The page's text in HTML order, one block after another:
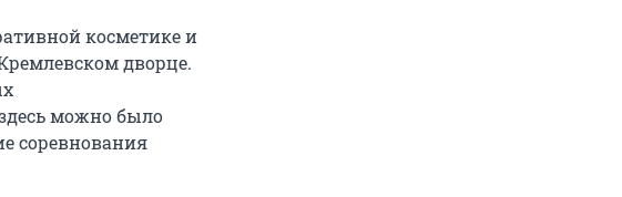
косметике и
дворце.
можно было
соревнования